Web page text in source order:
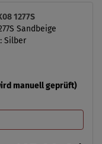
1277S
Sandbeige
Silber
manuell geprüft)